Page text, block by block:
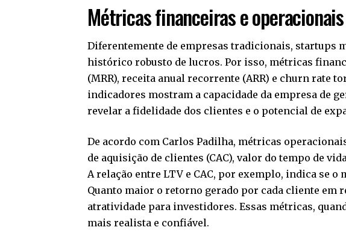
Métricas financeiras e
Diferentemente de empresas tradicionais, startups
histórico robusto de lucros. Por isso, métricas
(MRR), receita anual recorrente (ARR) e churn rate
indicadores mostram a capacidade da empresa de
revelar a fidelidade dos clientes e o potencial de
De acordo com Carlos Padilha, métricas
de aquisição de clientes (CAC), valor do tempo de
A relação entre LTV e CAC, por exemplo, indica se
Quanto maior o retorno gerado por cada cliente em
atratividade para investidores. Essas métricas,
mais realista e confiável.